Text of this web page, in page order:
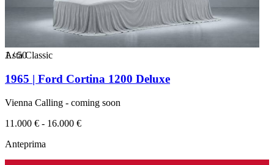
1/50
Asta Classic
1965 | Ford Cortina 1200 Deluxe
Vienna Calling - coming soon
11.000 € - 16.000 €
Anteprima